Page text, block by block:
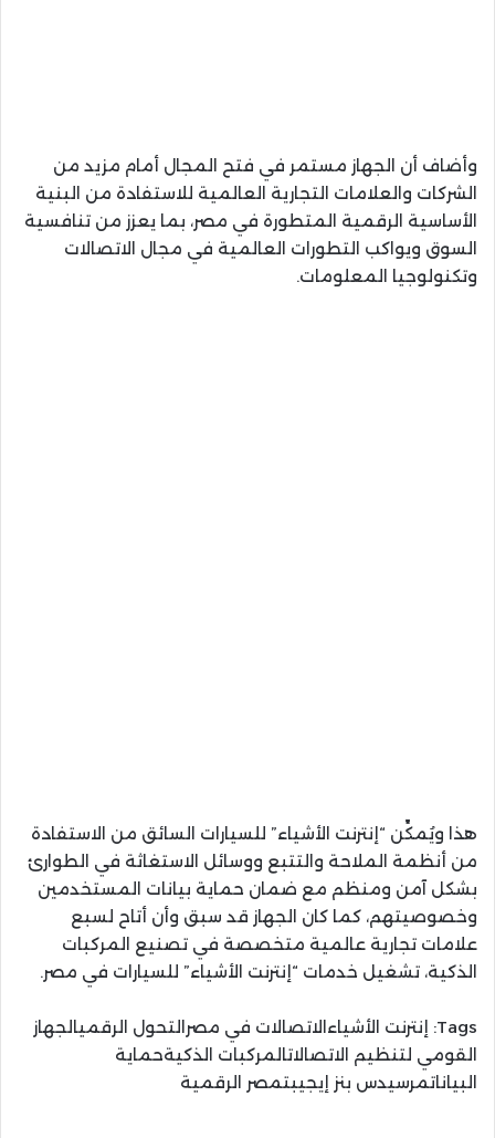
وأضاف أن الجهاز مستمر في فتح المجال أمام مزيد من
الشركات والعلامات التجارية العالمية للاستفادة من البنية
الأساسية الرقمية المتطورة في مصر، بما يعزز من تنافسية
السوق ويواكب التطورات العالمية في مجال الاتصالات
وتكنولوجيا المعلومات.
هذا ويُمكِّن “إنترنت الأشياء” للسيارات السائق من الاستفادة
من أنظمة الملاحة والتتبع ووسائل الاستغاثة في الطوارئ
بشكل آمن ومنظم مع ضمان حماية بيانات المستخدمين
وخصوصيتهم، كما كان الجهاز قد سبق وأن أتاح لسبع
علامات تجارية عالمية متخصصة في تصنيع المركبات
الذكية، تشغيل خدمات “إنترنت الأشياء” للسيارات في مصر.
Tags: إنترنت الأشياءالاتصالات في مصرالتحول الرقميالجهاز
القومي لتنظيم الاتصالاتالمركبات الذكيةحماية
البياناتمرسيدس بنز إيجيبتمصر الرقمية